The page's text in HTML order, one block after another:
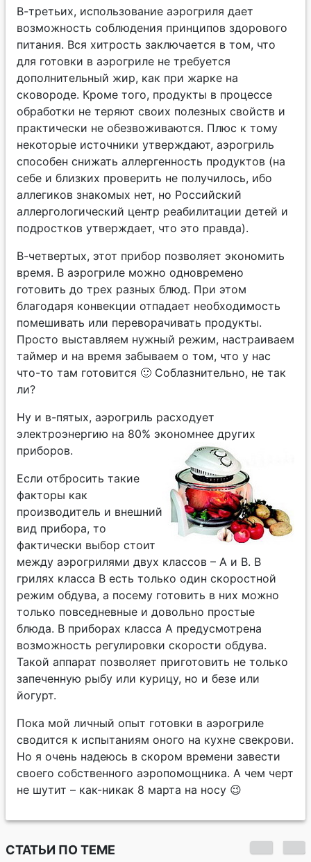
В-третьих, использование аэрогриля дает
возможность соблюдения принципов здорового
питания. Вся хитрость заключается в том, что
для готовки в аэрогриле не требуется
дополнительный жир, как при жарке на
сковороде. Кроме того, продукты в процессе
обработки не теряют своих полезных свойств и
практически не обезвоживаются. Плюс к тому
некоторые источники утверждают, аэрогриль
способен снижать аллергенность продуктов (на
себе и близких проверить не получилось, ибо
аллегиков знакомых нет, но Российский
аллергологический центр реабилитации детей и
подростков утверждает, что это правда).
В-четвертых, этот прибор позволяет экономить
время. В аэрогриле можно одновремено
готовить до трех разных блюд. При этом
благодаря конвекции отпадает необходимость
помешивать или переворачивать продукты.
Просто выставляем нужный режим, настраиваем
таймер и на время забываем о том, что у нас
что-то там готовится 🙂 Соблазнительно, не так
ли?
Ну и в-пятых, аэрогриль расходует
электроэнергию на 80% экономнее других
приборов.
Если отбросить такие
факторы как
производитель и внешний
вид прибора, то
фактически выбор стоит
между аэрогрилями двух классов – А и В. В
грилях класса В есть только один скоростной
режим обдува, а посему готовить в них можно
только повседневные и довольно простые
блюда. В приборах класса А предусмотрена
возможность регулировки скорости обдува.
Такой аппарат позволяет приготовить не только
запеченную рыбу или курицу, но и безе или
йогурт.
Пока мой личный опыт готовки в аэрогриле
сводится к испытаниям оного на кухне свекрови.
Но я очень надеюсь в скором времени завести
своего собственного аэропомощника. А чем черт
не шутит – как-никак 8 марта на носу 😉
СТАТЬИ ПО ТЕМЕ